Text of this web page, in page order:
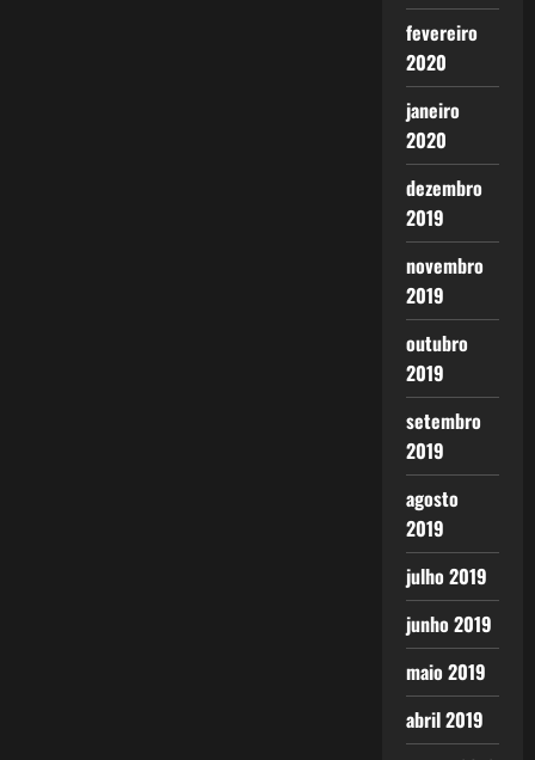
fevereiro
2020
janeiro
2020
dezembro
2019
novembro
2019
outubro
2019
setembro
2019
agosto
2019
julho 2019
junho 2019
maio 2019
abril 2019